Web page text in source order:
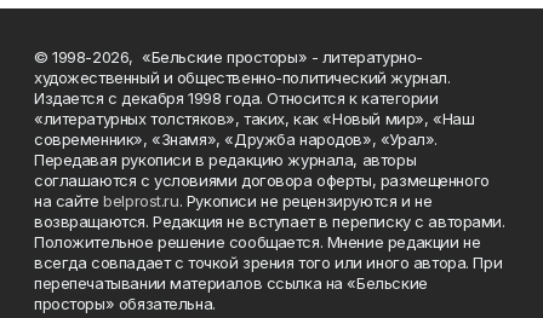
© 1998-2026, «Бельские просторы» - литературно-
художественный и общественно-политический журнал.
Издается с декабря 1998 года. Относится к категории
«литературных толстяков», таких, как «Новый мир», «Наш
современник», «Знамя», «Дружба народов», «Урал».
Передавая рукописи в редакцию журнала, авторы
соглашаются с условиями договора оферты, размещенного
на сайтеbelprost.ru. Рукописи не рецензируются и не
возвращаются. Редакция не вступает в переписку с авторами.
Положительное решение сообщается. Мнение редакции не
всегда совпадает с точкой зрения того или иного автора. При
перепечатывании материалов ссылка на «Бельские
просторы» обязательна.